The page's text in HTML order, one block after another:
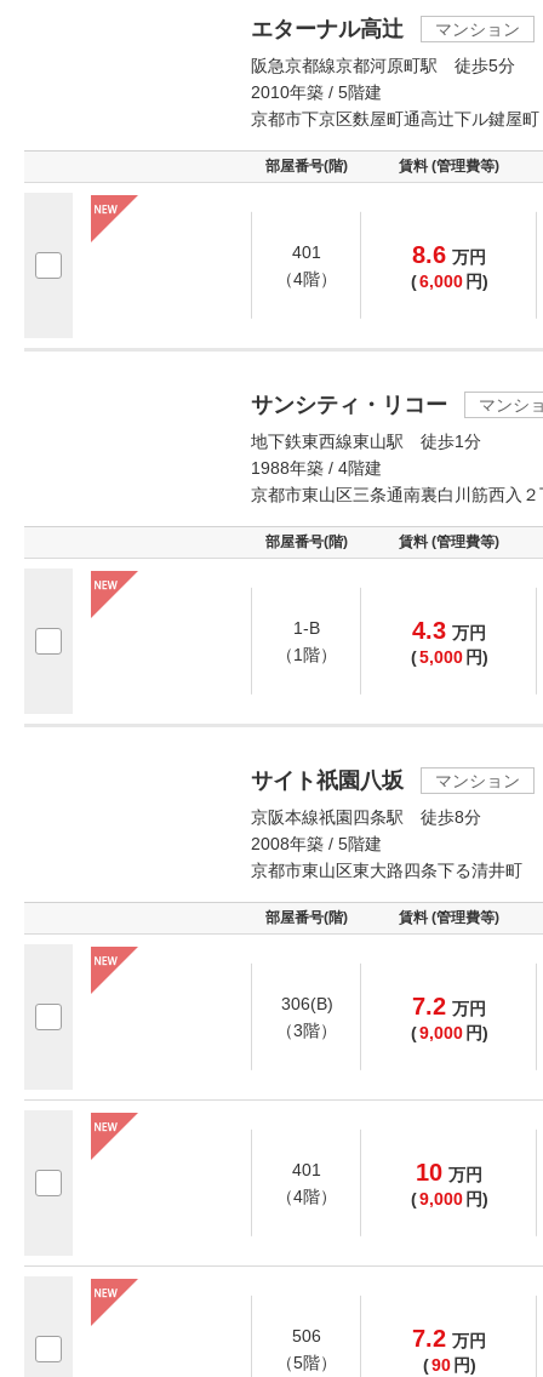
エターナル高辻
マンション
阪急京都線京都河原町駅 徒歩5分
2010年築 / 5階建
京都市下京区麩屋町通高辻下ル鍵屋町
部屋番号(階) 賃料 (管理費等)
401
（4階）
8.6 万円
(6,000 円)
サンシティ・リコー
マンシ
地下鉄東西線東山駅 徒歩1分
1988年築 / 4階建
京都市東山区三条通南裏白川筋西入
部屋番号(階) 賃料 (管理費等)
1-B
（1階）
4.3 万円
(5,000 円)
サイト祇園八坂
マンション
京阪本線祇園四条駅 徒歩8分
2008年築 / 5階建
京都市東山区東大路四条下る清井町
部屋番号(階) 賃料 (管理費等)
306(B)
（3階）
7.2 万円
(9,000 円)
401
（4階）
10 万円
(9,000 円)
506
（5階）
7.2 万円
(90 円)